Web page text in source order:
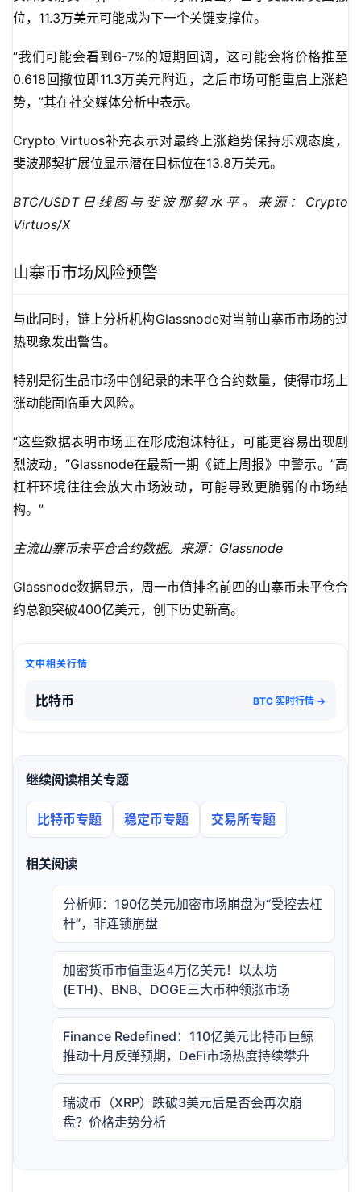
位，11.3万美元可能成为下一个关键支撑位。
“我们可能会看到6-7%的短期回调，这可能会将价格推至
0.618回撤位即11.3万美元附近，之后市场可能重启上涨趋
势，”其在社交媒体分析中表示。
Crypto Virtuos补充表示对最终上涨趋势保持乐观态度，
斐波那契扩展位显示潜在目标位在13.8万美元。
BTC/USDT日线图与斐波那契水平。来源：Crypto
Virtuos/X
山寨币市场风险预警
与此同时，链上分析机构Glassnode对当前山寨币市场的过
热现象发出警告。
特别是衍生品市场中创纪录的未平仓合约数量，使得市场上
涨动能面临重大风险。
“这些数据表明市场正在形成泡沫特征，可能更容易出现剧
烈波动，”Glassnode在最新一期《链上周报》中警示。”高
杠杆环境往往会放大市场波动，可能导致更脆弱的市场结
构。”
主流山寨币未平仓合约数据。来源：Glassnode
Glassnode数据显示，周一市值排名前四的山寨币未平仓合
约总额突破400亿美元，创下历史新高。
文中相关行情
比特币 BTC 实时行情 →
继续阅读相关专题
比特币专题 稳定币专题 交易所专题
相关阅读
分析师：190亿美元加密市场崩盘为“受控去杠
杆”，非连锁崩盘
加密货币市值重返4万亿美元！以太坊
(ETH)、BNB、DOGE三大币种领涨市场
Finance Redefined：110亿美元比特币巨鲸
推动十月反弹预期，DeFi市场热度持续攀升
瑞波币（XRP）跌破3美元后是否会再次崩
盘？价格走势分析